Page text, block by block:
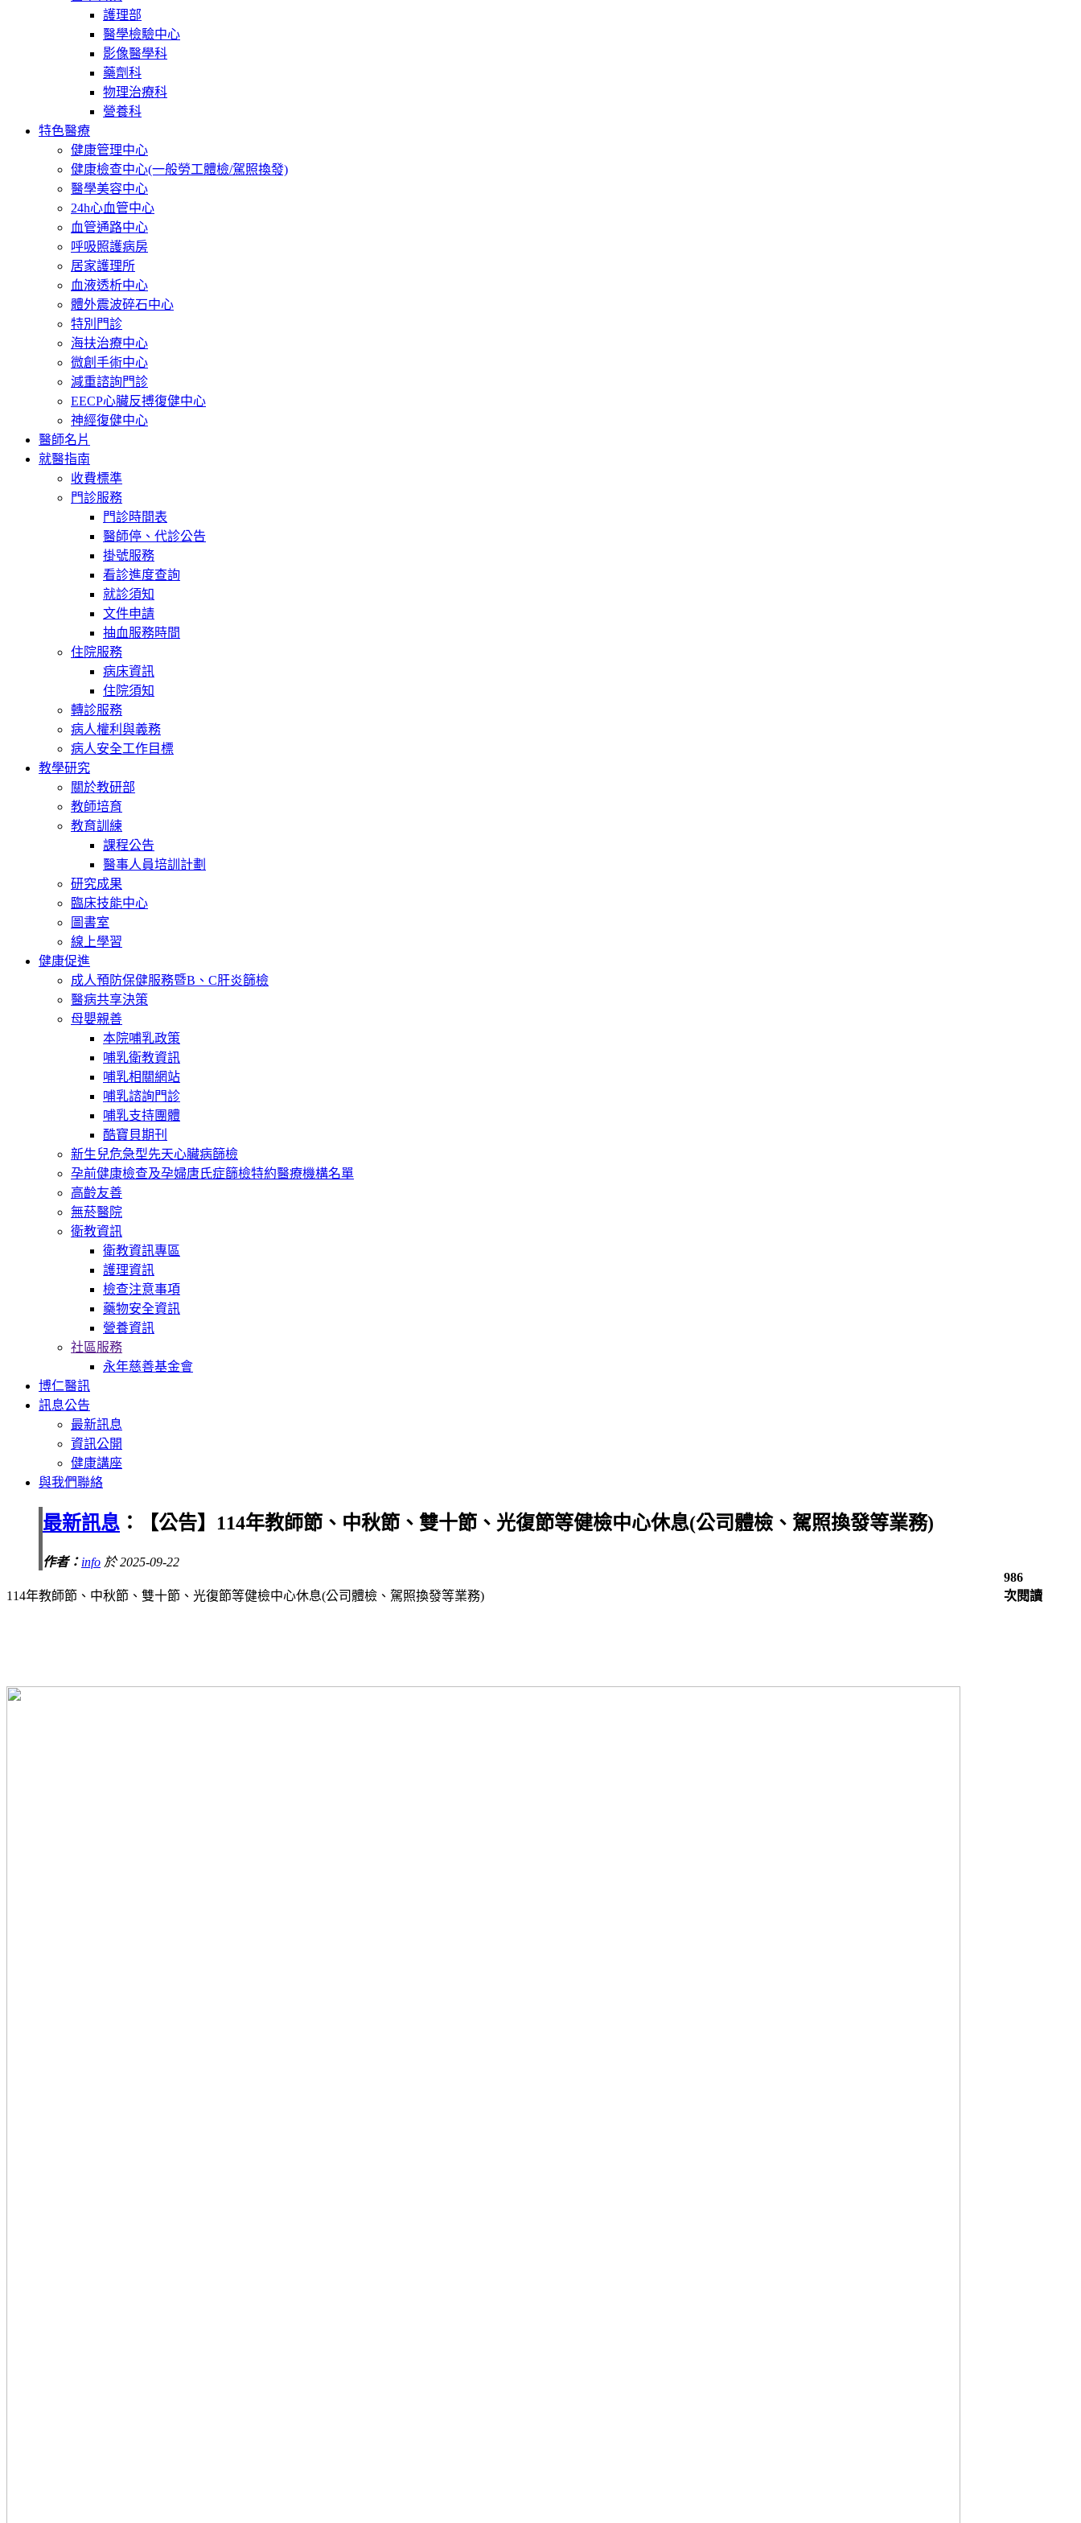
護理部
醫學檢驗中心
影像醫學科
藥劑科
物理治療科
營養科
特色醫療
健康管理中心
健康檢查中心(一般勞工體檢/駕照換發)
醫學美容中心
24h心血管中心
血管通路中心
呼吸照護病房
居家護理所
血液透析中心
體外震波碎石中心
特別門診
海扶治療中心
微創手術中心
減重諮詢門診
EECP心臟反搏復健中心
神經復健中心
醫師名片
就醫指南
收費標準
門診服務
門診時間表
醫師停、代診公告
掛號服務
看診進度查詢
就診須知
文件申請
抽血服務時間
住院服務
病床資訊
住院須知
轉診服務
病人權利與義務
病人安全工作目標
教學研究
關於教研部
教師培育
教育訓練
課程公告
醫事人員培訓計劃
研究成果
臨床技能中心
圖書室
線上學習
健康促進
成人預防保健服務暨B、C肝炎篩檢
醫病共享決策
母嬰親善
本院哺乳政策
哺乳衛教資訊
哺乳相關網站
哺乳諮詢門診
哺乳支持團體
酷寶貝期刊
新生兒危急型先天心臟病篩檢
孕前健康檢查及孕婦唐氏症篩檢特約醫療機構名單
高齡友善
無菸醫院
衛教資訊
衛教資訊專區
護理資訊
檢查注意事項
藥物安全資訊
營養資訊
社區服務
永年慈善基金會
博仁醫訊
訊息公告
最新訊息
資訊公開
健康講座
與我們聯絡
最新訊息 ：【公告】114年教師節、中秋節、雙十節、光復節等健檢中心休息(公司體檢、駕照換發等業務)
作者： info 於 2025-09-22
986
次閱讀
114年教師節、中秋節、雙十節、光復節等健檢中心休息(公司體檢、駕照換發等業務)